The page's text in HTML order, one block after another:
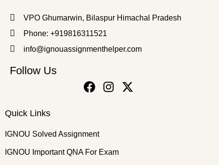
VPO Ghumarwin, Bilaspur Himachal Pradesh
Phone: +919816311521
info@ignouassignmenthelper.com
Follow Us
Quick Links
IGNOU Solved Assignment
IGNOU Important QNA For Exam